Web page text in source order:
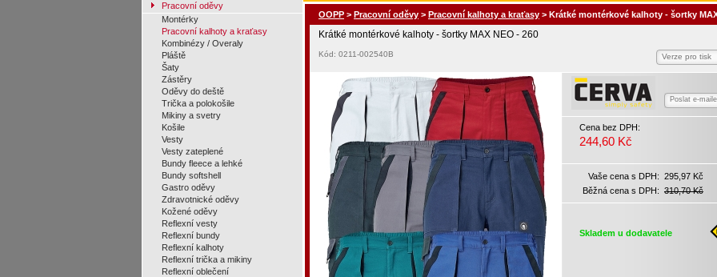
Pracovní oděvy
Montérky
Pracovní kalhoty a kraťasy
Kombinézy / Overaly
Pláště
Šaty
Zástěry
Oděvy do deště
Trička a polokošile
Mikiny a svetry
Košile
Vesty
Vesty zateplené
Bundy fleece a lehké
Bundy softshell
Gastro oděvy
Zdravotnické oděvy
Kožené oděvy
Reflexní vesty
Reflexní bundy
Reflexní kalhoty
Reflexní trička a mikiny
Reflexní oblečení
OOPP > Pracovní oděvy > Pracovní kalhoty a kraťasy > Krátké montérkové kalhoty - šortky
Krátké montérkové kalhoty - šortky MAX NEO - 260
Kód: 0211-002540B Verze pro tisk
Poslat e-
Cena bez DPH:
244,60 Kč
Vaše cena s DPH: 295,97 Kč
Běžná cena s DPH: 310,70 Kč
Skladem u dodavatele